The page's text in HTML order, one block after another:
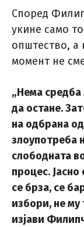
Според
укине само
општество, а
момент не
„Нема средба
да остане.
на одбрана
злоупотреба
слободната
процес.
се брза, се
избори, не му
изјави